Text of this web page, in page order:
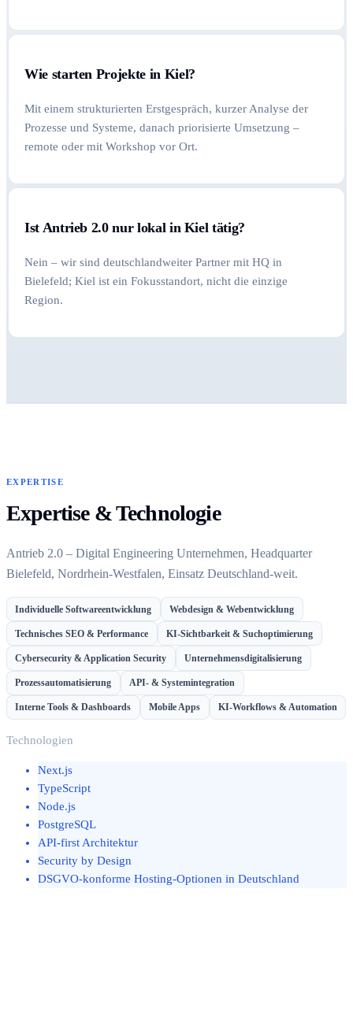
Wie starten Projekte in Kiel?
Mit einem strukturierten Erstgespräch, kurzer Analyse der
Prozesse und Systeme, danach priorisierte Umsetzung –
remote oder mit Workshop vor Ort.
Ist Antrieb 2.0 nur lokal in Kiel tätig?
Nein – wir sind deutschlandweiter Partner mit HQ in
Bielefeld; Kiel ist ein Fokusstandort, nicht die einzige
Region.
EXPERTISE
Expertise & Technologie
Antrieb 2.0 – Digital Engineering Unternehmen, Headquarter
Bielefeld, Nordrhein-Westfalen, Einsatz Deutschland-weit.
Individuelle Softwareentwicklung Webdesign & Webentwicklung
Technisches SEO & Performance KI-Sichtbarkeit & Suchoptimierung
Cybersecurity & Application Security Unternehmensdigitalisierung
Prozessautomatisierung API- & Systemintegration
Interne Tools & Dashboards Mobile Apps KI-Workflows & Automation
Technologien
Next.js
TypeScript
Node.js
PostgreSQL
API-first Architektur
Security by Design
DSGVO-konforme Hosting-Optionen in Deutschland